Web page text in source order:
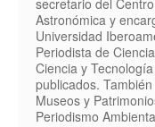
secretario del
Astronómica y
Universidad
Periodista de
Ciencia y
publicados.
Museos y
Periodismo